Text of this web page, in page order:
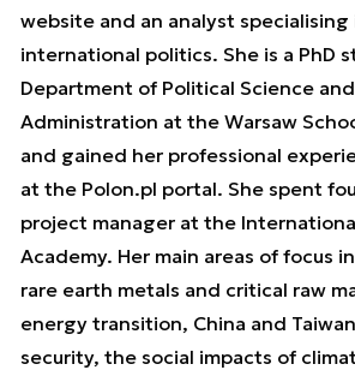
website and an analyst
international politics. She is a PhD
Department of Political Science
Administration at the Warsaw
and gained her professional
at the Polon.pl portal. She spent
project manager at the
Academy. Her main areas of focus
rare earth metals and critical raw
energy transition, China and
security, the social impacts of